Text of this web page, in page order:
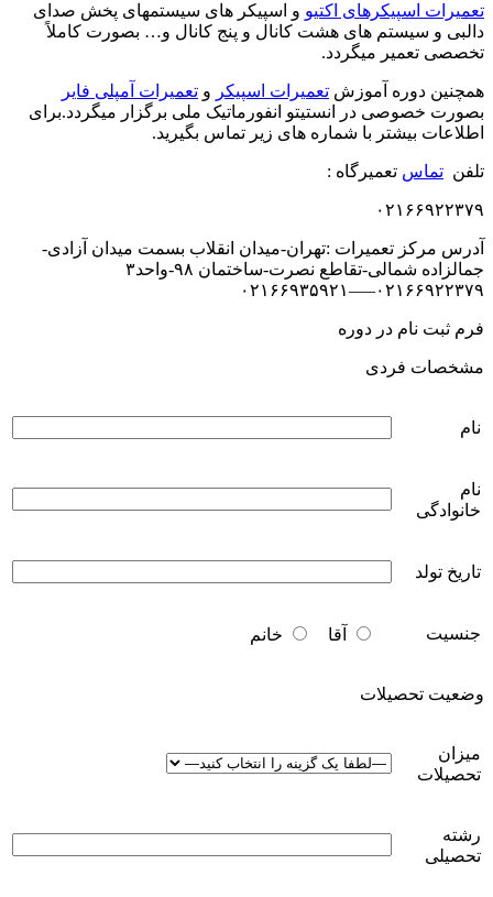
تعمیرات اسپیکرهای اکتیو و اسپیکر های سیستمهای پخش صدای
دالبی و سیستم های هشت کانال و پنج کانال و… بصورت کاملاً
تخصصی تعمیر میگردد.
همچنین دوره آموزش تعمیرات اسپیکر و تعمیرات آمپلی فایر
بصورت خصوصی در انستیتو انفورماتیک ملی برگزار میگردد.برای
اطلاعات بیشتر با شماره های زیر تماس بگیرید.
تلفن تماس تعمیرگاه :
۰۲۱۶۶۹۲۲۳۷۹
آدرس مرکز تعمیرات :تهران-میدان انقلاب بسمت میدان آزادی-
جمالزاده شمالی-تقاطع نصرت-ساختمان ۹۸-واحد۳
۰۲۱۶۶۹۲۲۳۷۹—–۰۲۱۶۶۹۳۵۹۲۱
فرم ثبت نام در دوره
مشخصات فردی
نام
نام
خانوادگی
تاریخ تولد
جنسیت آقا خانم
وضعیت تحصیلات
میزان
تحصیلات
رشته
تحصیلی